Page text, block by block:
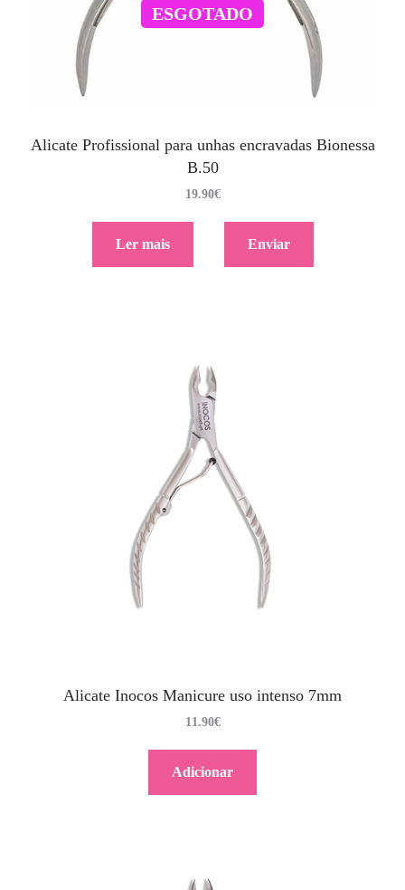
ESGOTADO
Alicate Profissional para unhas encravadas Bionessa
B.50
19.90€
Ler mais Enviar
Alicate Inocos Manicure uso intenso 7mm
11.90€
Adicionar